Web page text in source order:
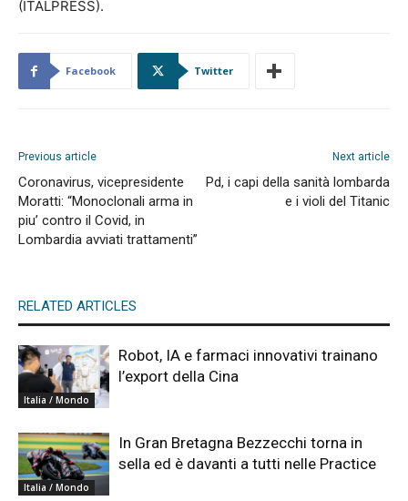
(ITALPRESS).
Facebook Twitter
Previous article
Coronavirus, vicepresidente
Moratti: “Monoclonali arma in
piu’ contro il Covid, in
Lombardia avviati trattamenti”
Next article
Pd, i capi della sanità lombarda
e i violi del Titanic
RELATED ARTICLES
Italia / Mondo
Robot, IA e farmaci innovativi trainano
l’export della Cina
Italia / Mondo
In Gran Bretagna Bezzecchi torna in
sella ed è davanti a tutti nelle Practice